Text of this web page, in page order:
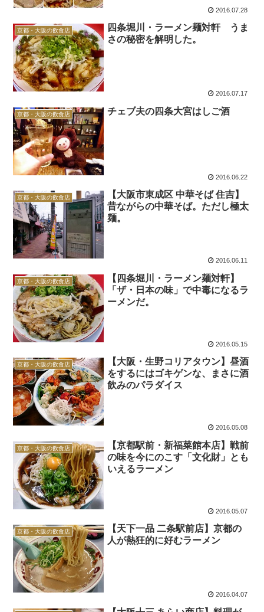
2016.07.28
京都・大阪の飲食店
四条堀川・ラーメン麺対軒 うま
さの秘密を解明した。
2016.07.17
京都・大阪の飲食店 チェブ夫の四条大宮はしご酒
2016.06.22
京都・大阪の飲食店
【大阪市東成区 中華そば 住吉】
昔ながらの中華そば。ただし極太
麺。
2016.06.11
京都・大阪の飲食店
【四条堀川・ラーメン麺対軒】
「ザ・日本の味」で中毒になるラ
ーメンだ。
2016.05.15
京都・大阪の飲食店
【大阪・生野コリアタウン】昼酒
をするにはゴキゲンな、まさに酒
飲みのパラダイス
2016.05.08
京都・大阪の飲食店
【京都駅前・新福菜館本店】戦前
の味を今にのこす「文化財」とも
いえるラーメン
2016.05.07
京都・大阪の飲食店
【天下一品 二条駅前店】京都の
人が熱狂的に好むラーメン
2016.04.07